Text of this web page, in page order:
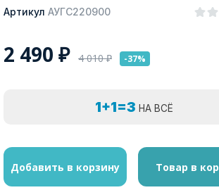
Артикул АУГС220900
2 490 ₽ 4 010₽ -37%
1+1=3 НА ВСЁ
Добавить в корзину Товар в